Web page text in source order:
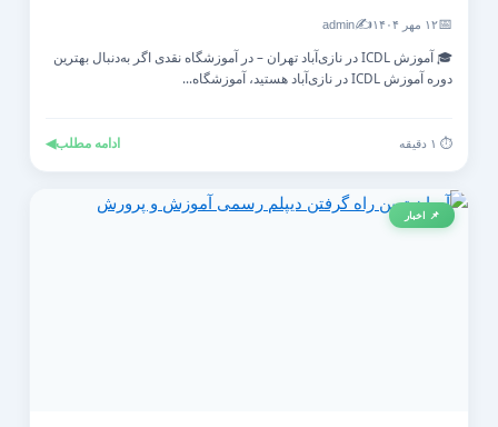
۱۲ مهر ۱۴۰۴ ✍️
admin
🎓 آموزش ICDL در نازی‌آباد تهران – در آموزشگاه نقدی اگر به‌دنبال بهترین
دوره آموزش ICDL در نازی‌آباد هستید، آموزشگاه...
ادامه مطلب◀
📌 اخبار